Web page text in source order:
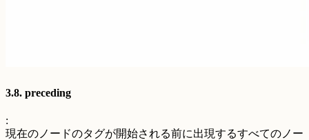
3.8. preceding
:
現在のノードのタグが開始される前に出現するすべてのノー